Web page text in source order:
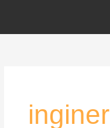
content
inginer